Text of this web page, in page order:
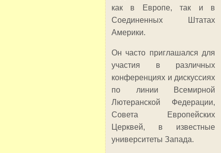
как в Европе, так и в
Соединенных Штатах
Америки.
Он часто приглашался для
участия в различных
конференциях и дискуссиях
по линии Всемирной
Лютеранской Федерации,
Совета Европейских
Церквей, в известные
университеты Запада.